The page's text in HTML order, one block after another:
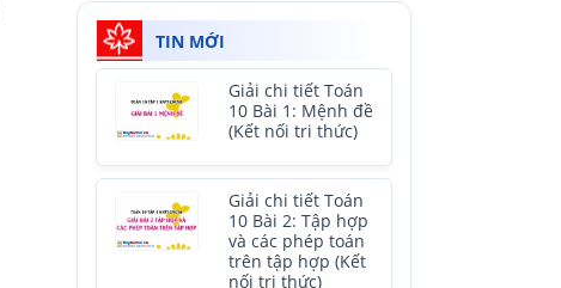
TIN MỚI
Giải chi tiết Toán
10 Bài 1: Mệnh đề
(Kết nối tri thức)
Giải chi tiết Toán
10 Bài 2: Tập hợp
và các phép toán
trên tập hợp (Kết
nối tri thức)